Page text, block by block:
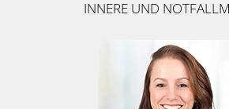
INNERE UND